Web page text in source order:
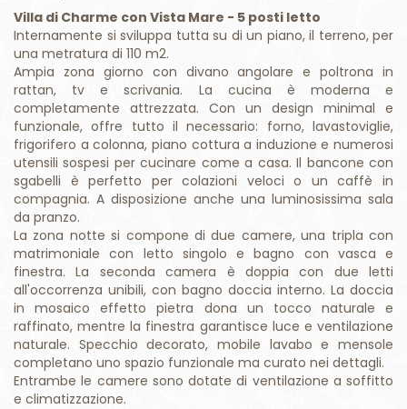
Villa di Charme con Vista Mare - 5 posti letto
Internamente si sviluppa tutta su di un piano, il terreno, per
una metratura di 110 m2.
Ampia zona giorno con divano angolare e poltrona in
rattan, tv e scrivania. La cucina è moderna e
completamente attrezzata. Con un design minimal e
funzionale, offre tutto il necessario: forno, lavastoviglie,
frigorifero a colonna, piano cottura a induzione e numerosi
utensili sospesi per cucinare come a casa. Il bancone con
sgabelli è perfetto per colazioni veloci o un caffè in
compagnia. A disposizione anche una luminosissima sala
da pranzo.
La zona notte si compone di due camere, una tripla con
matrimoniale con letto singolo e bagno con vasca e
finestra. La seconda camera è doppia con due letti
all'occorrenza unibili, con bagno doccia interno. La doccia
in mosaico effetto pietra dona un tocco naturale e
raffinato, mentre la finestra garantisce luce e ventilazione
naturale. Specchio decorato, mobile lavabo e mensole
completano uno spazio funzionale ma curato nei dettagli.
Entrambe le camere sono dotate di ventilazione a soffitto
e climatizzazione.